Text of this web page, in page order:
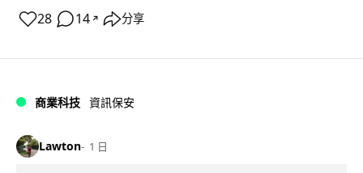
28 14 ↗ 分享
商業科技 資訊保安
Lawton 1 日